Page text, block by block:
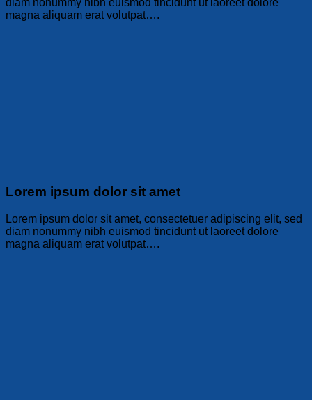
diam nonummy nibh euismod tincidunt ut laoreet dolore
magna aliquam erat volutpat….
Lorem ipsum dolor sit amet
Lorem ipsum dolor sit amet, consectetuer adipiscing elit, sed
diam nonummy nibh euismod tincidunt ut laoreet dolore
magna aliquam erat volutpat….